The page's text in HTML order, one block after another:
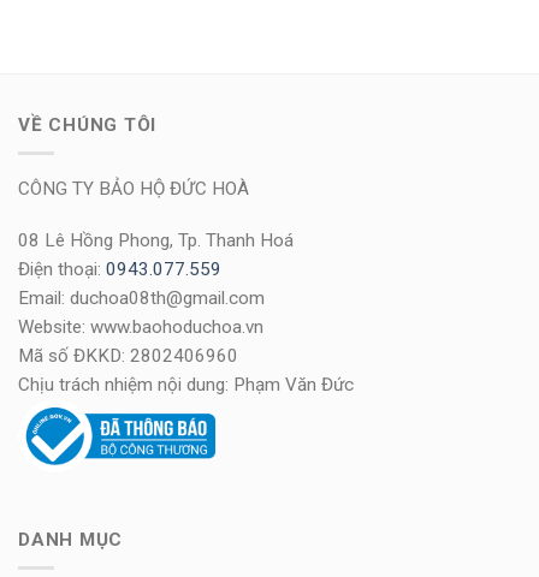
VỀ CHÚNG TÔI
CÔNG TY BẢO HỘ ĐỨC HOÀ
08 Lê Hồng Phong, Tp. Thanh Hoá
Điện thoại: 0943.077.559
Email: duchoa08th@gmail.com
Website: www.baohoduchoa.vn
Mã số ĐKKD: 2802406960
Chịu trách nhiệm nội dung: Phạm Văn Đức
DANH MỤC